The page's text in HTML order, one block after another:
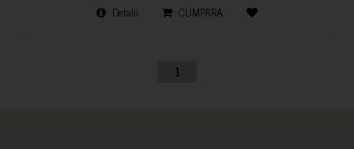
Detalii CUMPARA
1